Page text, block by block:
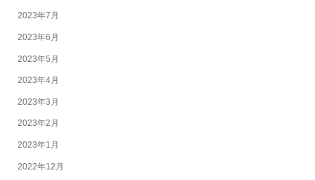
2023年7月
2023年6月
2023年5月
2023年4月
2023年3月
2023年2月
2023年1月
2022年12月